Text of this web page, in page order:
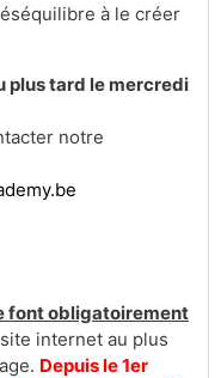
à le créer
plus tard le mercredi
notre
font obligatoirement
internet au plus
Depuis le 1er